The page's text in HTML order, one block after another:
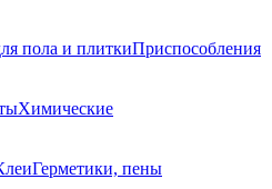
пола и плиткиПриспособления
Химические
Герметики, пены